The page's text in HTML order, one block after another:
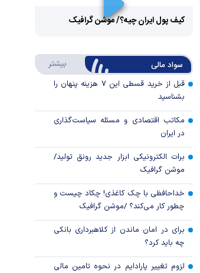
Video
کیف پول ایران چیه؟/ موشن گرافیک
سواد مالی بیشتر درباره سواد مالی
قبل از خرید قسطی این ۷ هزینه پنهان را
بشناسید
مکاتب اقتصادی و مسئله سیاست‌گذاری
در ایران
برات الکترونیکی ابزار جدید رونق تولید/
موشن گرافیک
خداحافظی با چک کاغذی! چکاد چیست و
چطور کار می‌کند؟ /موشن گرافیک
برای در امان ماندن از کلاهبرداری بانکی
چه باید کرد؟
لزوم تغییر پارادایم در نحوه تامین مالی